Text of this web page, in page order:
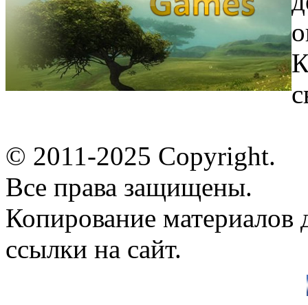
© 2011-2025 Copyright.
Все права защищены.
Копирование материалов
ссылки на сайт.